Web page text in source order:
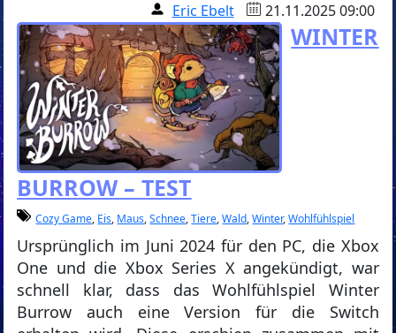
Eric Ebelt 21.11.2025 09:00
WINTER
BURROW – TEST
Cozy Game, Eis, Maus,Schnee,Tiere,Wald,Winter,Wohlfühlspiel
Ursprünglich im Juni 2024 für den PC, die Xbox
One und die Xbox Series X angekündigt, war
schnell klar, dass das Wohlfühlspiel Winter
Burrow auch eine Version für die Switch